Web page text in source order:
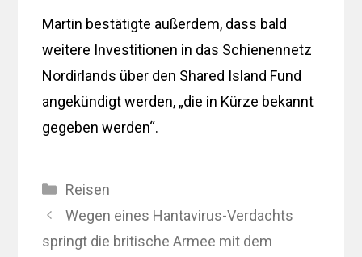
Martin bestätigte außerdem, dass bald
weitere Investitionen in das Schienennetz
Nordirlands über den Shared Island Fund
angekündigt werden, „die in Kürze bekannt
gegeben werden“.
Kategorien
Reisen
Wegen eines Hantavirus-Verdachts
springt die britische Armee mit dem